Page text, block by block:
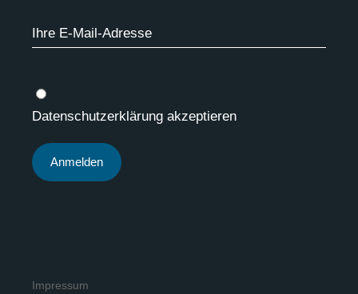
Datenschutzerklärung akzeptieren
Impressum